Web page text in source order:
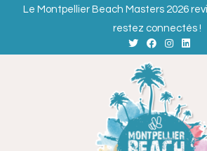
Le Montpellier Beach Masters 2026
restez connectés !